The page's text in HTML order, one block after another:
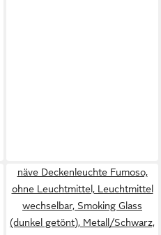
näve Deckenleuchte Fumoso,
ohne Leuchtmittel, Leuchtmittel
wechselbar, Smoking Glass
(dunkel getönt), Metall/Schwarz,